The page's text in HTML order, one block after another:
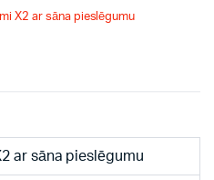
X2 ar sāna pieslēgumu
ar sāna pieslēgumu